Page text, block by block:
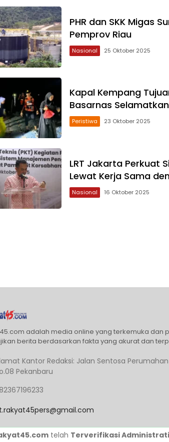
PHR dan SKK Migas
Pemprov Riau
Nasional 25 Oktober 2025
Kapal Kempang
Basarnas
Peristiwa 23 Oktober 2025
LRT Jakarta Perkuat
Lewat Kerja Sama
Nasional 16 Oktober 2025
adalah media online yang terkemuka dan
berita berdasarkan fakta yang akurat dan
Kantor Redaksi: Jalan Sentosa Perumahan
Pekanbaru
telah Terverifikasi